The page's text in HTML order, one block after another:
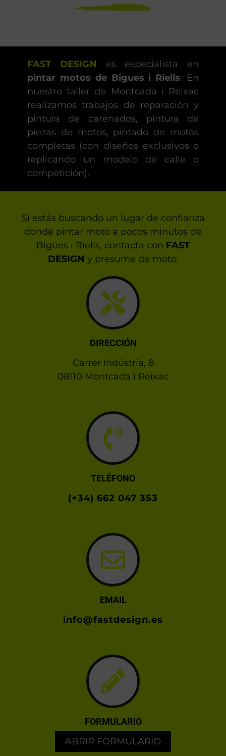
FAST DESIGN es especialista en
pintar motos de Bigues i Riells. En
nuestro taller de Montcada i Reixac
realizamos trabajos de reparación y
pintura de carenados, pintura de
piezas de motos, pintado de motos
completas (con diseños exclusivos o
replicando un modelo de calle o
competición).
Si estás buscando un lugar de confianza
donde pintar moto a pocos minutos de
Bigues i Riells, contacta con FAST
DESIGN y presume de moto:
DIRECCIÓN
Carrer Indústria, 8
08110 Montcada i Reixac
TELÉFONO
(+34) 662 047 353
EMAIL
info@fastdesign.es
FORMULARIO
ABRIR FORMULARIO